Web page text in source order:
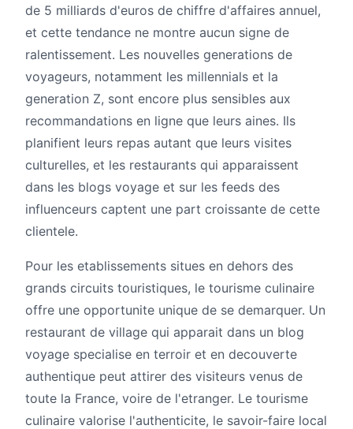
de 5 milliards d'euros de chiffre d'affaires annuel,
et cette tendance ne montre aucun signe de
ralentissement. Les nouvelles generations de
voyageurs, notamment les millennials et la
generation Z, sont encore plus sensibles aux
recommandations en ligne que leurs aines. Ils
planifient leurs repas autant que leurs visites
culturelles, et les restaurants qui apparaissent
dans les blogs voyage et sur les feeds des
influenceurs captent une part croissante de cette
clientele.
Pour les etablissements situes en dehors des
grands circuits touristiques, le tourisme culinaire
offre une opportunite unique de se demarquer. Un
restaurant de village qui apparait dans un blog
voyage specialise en terroir et en decouverte
authentique peut attirer des visiteurs venus de
toute la France, voire de l'etranger. Le tourisme
culinaire valorise l'authenticite, le savoir-faire local